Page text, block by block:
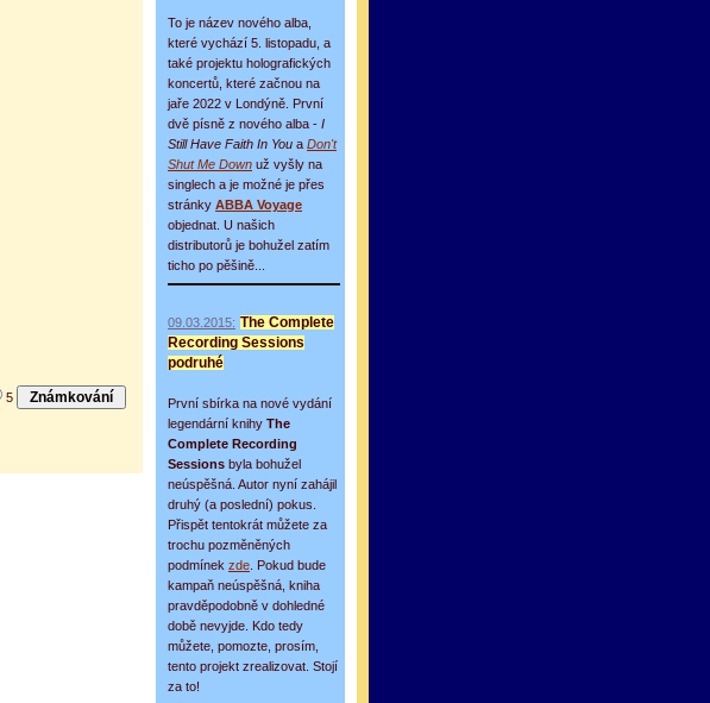
To je název nového alba,
které vychází 5. listopadu, a
také projektu holografických
koncertů, které začnou na
jaře 2022 v Londýně. První
dvě písně z nového alba - I
Still Have Faith In You a Don't
Shut Me Down už vyšly na
singlech a je možné je přes
stránky ABBA Voyage
objednat. U našich
distributorů je bohužel zatím
ticho po pěšině...
09.03.2015: The Complete
Recording Sessions
podruhé
První sbírka na nové vydání
legendární knihy The
Complete Recording
Sessions byla bohužel
neúspěšná. Autor nyní zahájil
druhý (a poslední) pokus.
Přispět tentokrát můžete za
trochu pozměněných
podmínek zde . Pokud bude
kampaň neúspěšná, kniha
pravděpodobně v dohledné
době nevyjde. Kdo tedy
můžete, pomozte, prosím,
tento projekt zrealizovat. Stojí
za to!
5